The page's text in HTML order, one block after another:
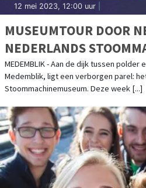
12 mei 2023, 12:00 uur
MUSEUMTOUR DOOR
NEDERLANDS
MEDEMBLIK - Aan de dijk tussen polder
Medemblik, ligt een verborgen parel:
Stoommachinemuseum. Deze week [...]